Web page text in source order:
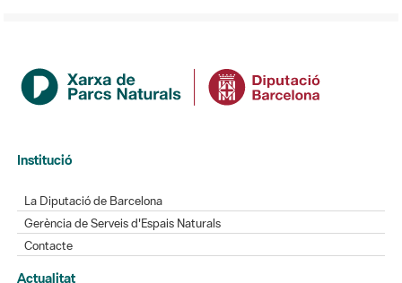
Institució
La Diputació de Barcelona
Gerència de Serveis d'Espais Naturals
Contacte
Actualitat